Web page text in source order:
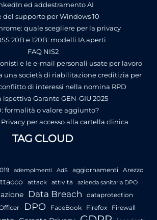
ed addestramento AI
del supporto per Windows 10
quale scegliere per la privacy
20B e 120B: modelli IA aperti
FAQ NIS2
e le e-mail personali usate per lavoro
una società di riabilitazione creditizia per
di interessi nella nomina RPD
Garante GEN-GIU 2025
formalità o valore aggiunto?
Privacy per accesso alla cartella clinica
TAG CLOUD
adempimenti AdS aggiornamenti Arezzo
attack attività
azienda sanitaria DPO
Data Breach
dataprotection
DPO FaceBook Firefox Firewall